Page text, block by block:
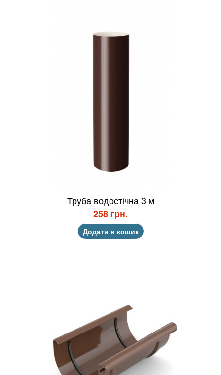
Труба водостічна 3 м
258 грн.
Додати в кошик